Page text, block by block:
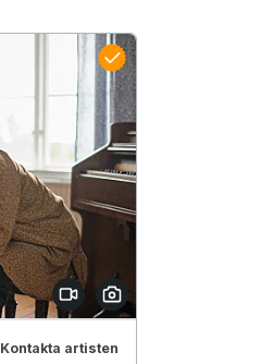
Kontakta artisten